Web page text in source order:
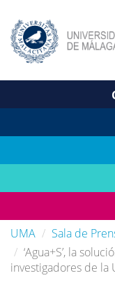
UMA
Sala de
‘Agua+S’, la
investigadores de la